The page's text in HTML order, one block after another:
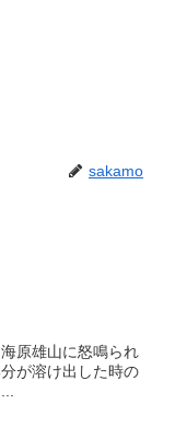
sakamo
原雄山に怒鳴られ
が溶け出した時の